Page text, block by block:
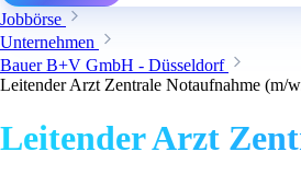
Jobbörse
Unternehmen
Bauer B+V GmbH - Düsseldorf
Leitender Arzt Zentrale Notaufnahme (m/
Leitender Arzt